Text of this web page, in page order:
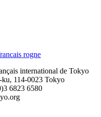
international de Tokyo
114-0023 Tokyo
6823 6580